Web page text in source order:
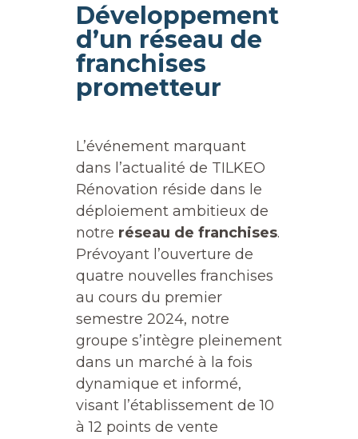
Développement
d’un réseau de
franchises
prometteur
L’événement marquant
dans l’actualité de TILKEO
Rénovation réside dans le
déploiement ambitieux de
notre réseau de franchises.
Prévoyant l’ouverture de
quatre nouvelles franchises
au cours du premier
semestre 2024, notre
groupe s’intègre pleinement
dans un marché à la fois
dynamique et informé,
visant l’établissement de 10
à 12 points de vente